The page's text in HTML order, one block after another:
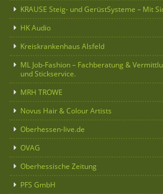
KRAUSE Steig- und GerüstSysteme – Mit
HK Audio
Kreiskrankenhaus Alsfeld
ML Job-Fashion – Fachberatung &
und Stickservice.
MRH TROWE
Novus Hair & Colour Artists
Oberhessen-live.de
OVAG
Oberhessische Zeitung
PFS GmbH